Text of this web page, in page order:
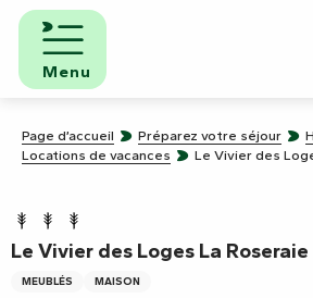
Aller
contenu
principal
Menu
Page d’accueil Préparez votre séjour
Locations de vacances
Le Vivier des
Le Vivier des Loges La Roseraie
MEUBLÉS MAISON